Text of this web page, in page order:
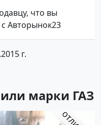
что вы
Авторынок23
г.
марки ГАЗ